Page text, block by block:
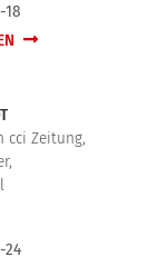
18
cci Zeitung,
24